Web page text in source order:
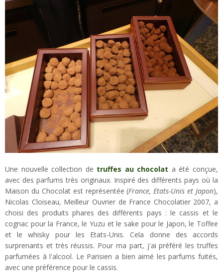
Une nouvelle collection de truffes au chocolat a été conçue,
avec des parfums très originaux. Inspiré des différents pays où la
Maison du Chocolat est représentée (France, Etats-Unis et Japon),
Nicolas Cloiseau, Meilleur Ouvrier de France Chocolatier 2007, a
choisi des produits phares des différents pays : le cassis et le
cognac pour la France, le Yuzu et le sake pour le Japon, le Toffee
et le whisky pour les Etats-Unis. Cela donne des accords
surprenants et très réussis. Pour ma part, j'ai préféré les truffes
parfumées à l'alcool. Le Parisien a bien aimé les parfums fuités,
avec une préférence pour le cassis.